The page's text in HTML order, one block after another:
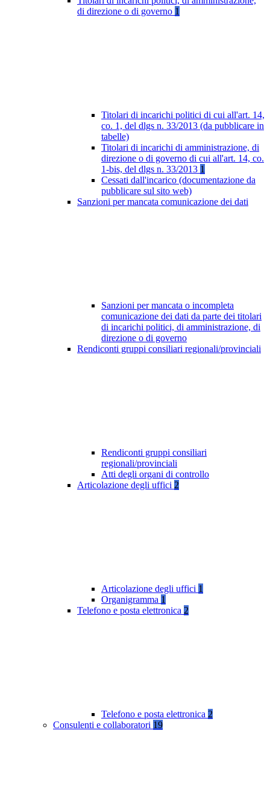
di direzione o di governo 1
Titolari di incarichi politici di cui all'art. 14,
co. 1, del dlgs n. 33/2013 (da pubblicare in
tabelle)
Titolari di incarichi di amministrazione, di
direzione o di governo di cui all'art. 14, co.
1-bis, del dlgs n. 33/2013 1
Cessati dall'incarico (documentazione da
pubblicare sul sito web)
Sanzioni per mancata comunicazione dei dati
Sanzioni per mancata o incompleta
comunicazione dei dati da parte dei titolari
di incarichi politici, di amministrazione, di
direzione o di governo
Rendiconti gruppi consiliari regionali/provinciali
Rendiconti gruppi consiliari
regionali/provinciali
Atti degli organi di controllo
Articolazione degli uffici 2
Articolazione degli uffici 1
Organigramma 1
Telefono e posta elettronica 2
Telefono e posta elettronica 2
Consulenti e collaboratori 19